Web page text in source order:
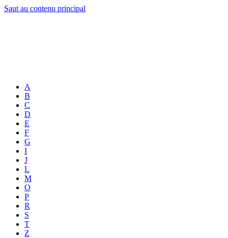
Saut au contenu principal
A
B
C
D
E
F
G
I
J
L
M
O
P
R
S
T
Z